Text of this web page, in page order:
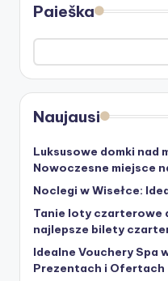
Paieška
Naujausi
Luksusowe domki nad
Nowoczesne miejsce
Noclegi w Wisełce:
Tanie loty czarterowe
najlepsze bilety
Idealne Vouchery Spa
Prezentach i Ofertach